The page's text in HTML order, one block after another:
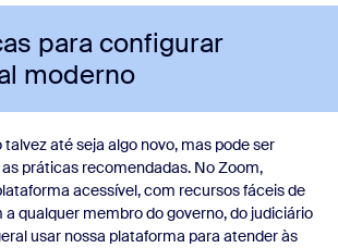
para configurar
moderno
até seja algo novo, mas pode ser
práticas recomendadas. No Zoom,
acessível, com recursos fáceis de
qualquer membro do governo, do judiciário
usar nossa plataforma para atender às